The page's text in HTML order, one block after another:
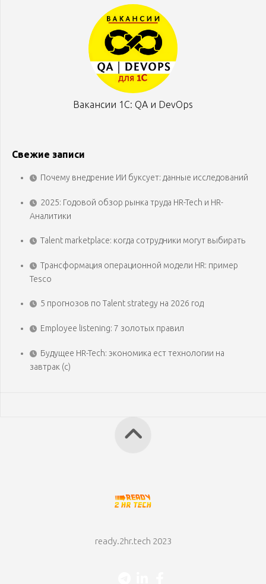
Вакансии 1С: QA и DevOps
Свежие записи
Почему внедрение ИИ буксует: данные исследований
2025: Годовой обзор рынка труда HR-Tech и HR-
Аналитики
Talent marketplace: когда сотрудники могут выбирать
Трансформация операционной модели HR: пример
Tesco
5 прогнозов по Talent strategy на 2026 год
Employee listening: 7 золотых правил
Будущее HR-Tech: экономика ест технологии на
завтрак (с)
ready.2hr.tech 2023